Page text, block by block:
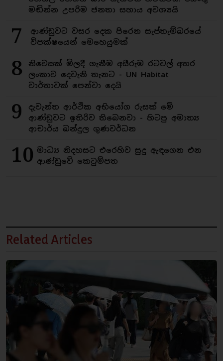
මඬින්න උපරිම ජනතා සහාය අවශ්‍යයි
7
ආණ්ඩුවට වසර දෙක පිරෙන සැප්තැම්බරයේ
විපක්ෂයෙන් මෙහෙයුමක්
8
නිවෙසක් මිලදී ගැනීම අසීරුම රටවල් අතර
ලංකාව දෙවැනි තැනට - UN Habitat
වාර්තාවක් පෙන්වා දෙයි
9
දැවැන්ත ආර්ථික අභියෝග රුසක් මේ
ආණ්ඩුවට ඉතිරිව තිබෙනවා - හිටපු අමාත්‍ය
ආචාර්ය බන්දුල ගුණවර්ධන
10 මාධ්‍ය නිදහසට එරෙහිව සුදු ඇඳගෙන එන
ආණ්ඩුවේ කෙටුම්පත
Related Articles